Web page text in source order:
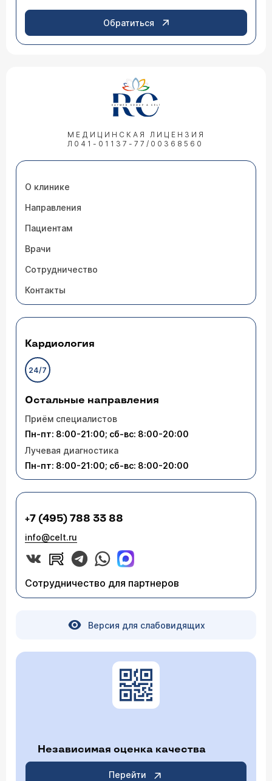
Обратиться
МЕДИЦИНСКАЯ ЛИЦЕНЗИЯ
Л041-01137-77/00368560
О клинике
Направления
Пациентам
Врачи
Сотрудничество
Контакты
Кардиология
24/7
Остальные направления
Приём специалистов
Пн-пт: 8:00-21:00; сб-вс: 8:00-20:00
Лучевая диагностика
Пн-пт: 8:00-21:00; сб-вс: 8:00-20:00
+7 (495) 788 33 88
info@celt.ru
Сотрудничество для партнеров
Версия для слабовидящих
Независимая оценка качества
Перейти